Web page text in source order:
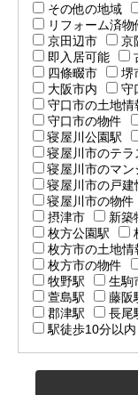
その他の地域
リフォーム済物
京田辺市
京
即入居可能
四條畷市
堺
大阪市内
守
守口市の土地情
守口市の物件
寝屋川公園駅
寝屋川市のテラ
寝屋川市のマン
寝屋川市の戸建
寝屋川市の物件
摂津市
新築
枚方公園駅
枚方市の土地情
枚方市の物件
牧野駅
生駒
萱島駅
藤阪
郡津駅
長尾
駅徒歩10分以内